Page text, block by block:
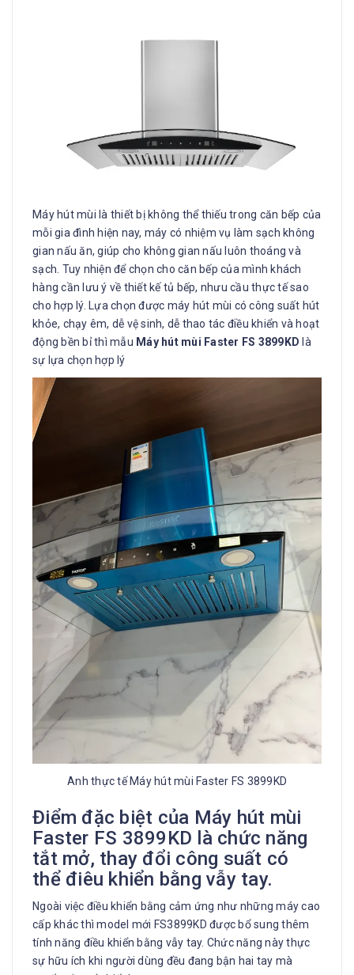
Máy hút mùi là thiết bị không thể thiếu trong căn bếp của
mỗi gia đình hiện nay, máy có nhiệm vụ làm sạch không
gian nấu ăn, giúp cho không gian nấu luôn thoáng và
sạch. Tuy nhiện để chọn cho căn bếp của mình khách
hàng cần lưu ý về thiết kế tủ bếp, nhưu cầu thực tế sao
cho hợp lý. Lựa chọn được máy hút mùi có công suất hút
khỏe, chạy êm, dễ vệ sinh, dễ thao tác điều khiển và hoạt
động bền bỉ thì mẫu Máy hút mùi Faster FS 3899KD là
sự lựa chọn hợp lý
Anh thực tế Máy hút mùi Faster FS 3899KD
Điểm đặc biệt của Máy hút mùi
Faster FS 3899KD là chức năng
tắt mở, thay đổi công suất có
thể điêu khiển bằng vẫy tay.
Ngoài việc điều khiển bằng cảm ứng như những máy cao
cấp khác thì model mới FS3899KD được bổ sung thêm
tính năng điều khiển bằng vẫy tay. Chức năng này thực
sự hữu ích khi người dùng đều đang bận hai tay mà